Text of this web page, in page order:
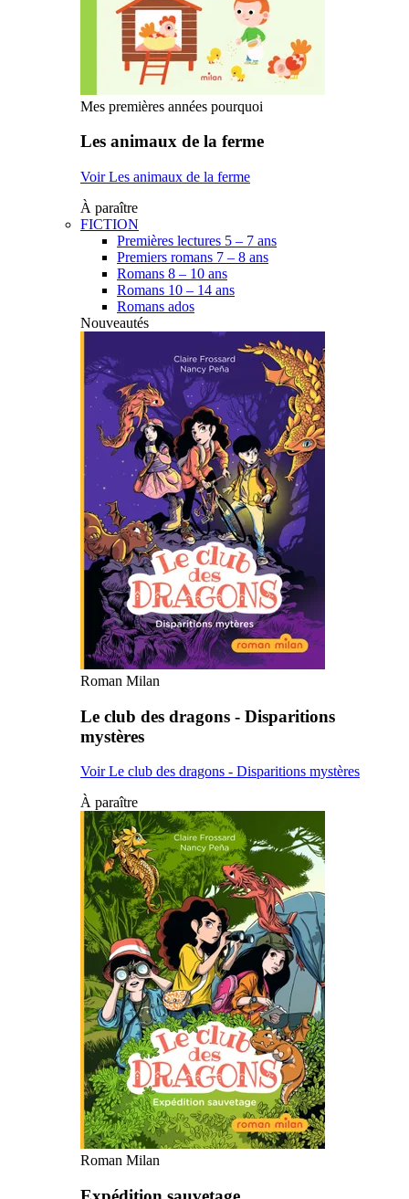
Mes premières années pourquoi
Les animaux de la ferme
Voir Les animaux de la ferme
À paraître
FICTION
Premières lectures 5 – 7 ans
Premiers romans 7 – 8 ans
Romans 8 – 10 ans
Romans 10 – 14 ans
Romans ados
Nouveautés
Roman Milan
Le club des dragons - Disparitions
mystères
Voir Le club des dragons - Disparitions mystères
À paraître
Roman Milan